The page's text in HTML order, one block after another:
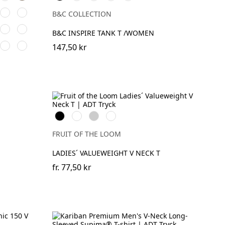
Blue
FuchsiaYellow
Classic
Olive
Brick
Red
Retro
Heather
Vintage
Heather
Blue
Grey
Red
B&C COLLECTION
B&C INSPIRE TANK T /WOMEN
147,50 kr
BlackWhiteHeather
Grey
Deep
Navy
FRUIT OF THE LOOM
LADIES´ VALUEWEIGHT V NECK T
fr. 77,50 kr